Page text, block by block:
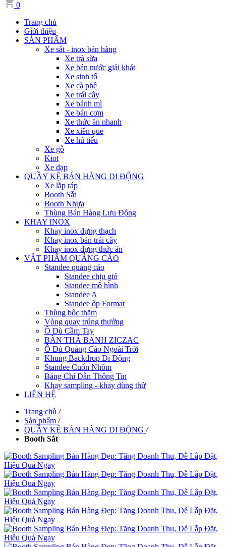
0
Trang chủ
Giới thiệu
SẢN PHẨM
Xe sắt - inox bán hàng
Xe trà sữa
Xe bán nước giải khát
Xe sinh tố
Xe cà phê
Xe trái cây
Xe bánh mì
Xe bán cơm
Xe thức ăn nhanh
Xe xiên que
Xe hủ tiếu
Xe gỗ
Kiot
Xe đạp
QUẦY KỆ BÁN HÀNG DI ĐỘNG
Xe lắp ráp
Booth Sắt
Booth Nhựa
Thùng Bán Hàng Lưu Động
KHAY INOX
Khay inox đựng thạch
Khay inox bán trái cây
Khay inox đựng thức ăn
VẬT PHẨM QUẢNG CÁO
Standee quảng cáo
Standee chịu gió
Standee mô hình
Standee A
Standee ốp Format
Thùng bốc thăm
Vòng quay trúng thưởng
Ô Dù Cầm Tay
BÀN THẢ BANH ZICZAC
Ô Dù Quảng Cáo Ngoài Trời
Khung Backdrop Di Động
Standee Cuốn Nhôm
Bảng Chỉ Dẫn Thông Tin
Khay sampling - khay dùng thử
LIÊN HỆ
Trang chủ /
Sản phẩm /
QUẦY KỆ BÁN HÀNG DI ĐỘNG /
Booth Sắt